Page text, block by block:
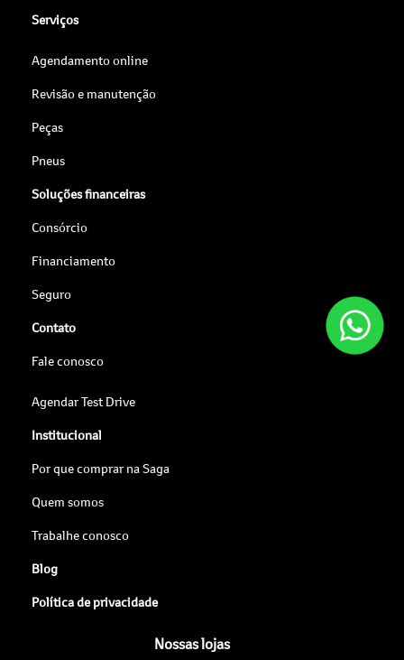
Serviços
Agendamento online
Revisão e manutenção
Peças
Pneus
Soluções financeiras
Consórcio
Financiamento
Seguro
Contato
Fale conosco
Agendar Test Drive
Institucional
Por que comprar na Saga
Quem somos
Trabalhe conosco
Blog
Política de privacidade
Nossas lojas